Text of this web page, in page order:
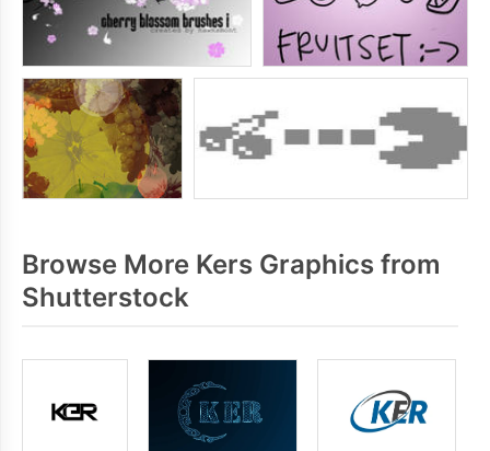
Browse More Kers Graphics from
Shutterstock